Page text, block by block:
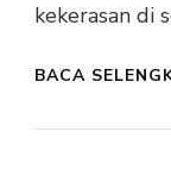
kekerasan di
BACA